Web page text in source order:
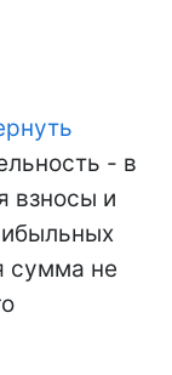
- в
взносы и
сумма не